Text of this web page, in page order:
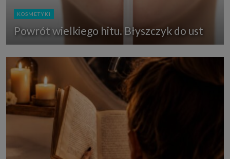
KOSMETYKI
Powrót wielkiego hitu. Błyszczyk do ust